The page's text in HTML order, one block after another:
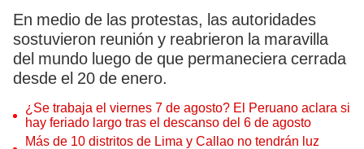
En medio de las protestas, las autoridades
sostuvieron reunión y reabrieron la maravilla
del mundo luego de que permaneciera cerrada
desde el 20 de enero.
¿Se trabaja el viernes 7 de agosto? El Peruano aclara si
hay feriado largo tras el descanso del 6 de agosto
Más de 10 distritos de Lima y Callao no tendrán luz